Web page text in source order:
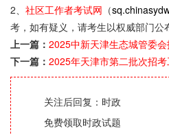
2、 社区工作者考试网 （
考，如有疑义，请考生以权威部门公
上一篇： 2025中新天津生态城管委
下一篇： 2025年天津市第二批次招
关注后回复：时政
免费领取时政试题